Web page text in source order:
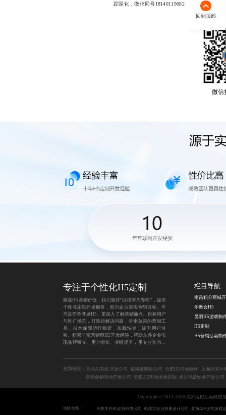
踪深化，微信同号18140119082
微信
回到顶部
专注于个性化H5定制
聚焦H5营销价值，我们坚持“以结果为导向”，提供
个性化定制开发服务，助力企业实现营销目标。不
只是简单开发H5，更深入了解营销痛点、目标用户
与推广场景，打造能解决问题、带来效果的营销工
具。技术保障运行稳定、加载快速，提升用户体
验。积累丰富营销型H5开发经验，帮助众多企业实
现品牌曝光、用户增长、业绩提升，用专业实力为
栏目导航
冬奥会H5
昆明H5游戏制
H5定制
H5营销活动制
友情链接： 天津AI系统开发公司 视频微剪辑公司 合肥H5活动制作
上海抖音
昆明促销活动开发公司
贵阳AR互动游戏定制 南京鸿蒙软件开发公司
Copyright © 2014-2026 成都蓝橙互动科技
地区合集： 乌鲁木齐H5定制开发公司 哈尔滨企业画册设计公司
北海APP运营游戏